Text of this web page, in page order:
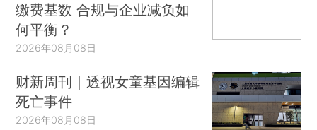
缴费基数 合规与企业减负如
何平衡？
2026年08月08日
财新周刊｜透视女童基因编辑
死亡事件
2026年08月08日